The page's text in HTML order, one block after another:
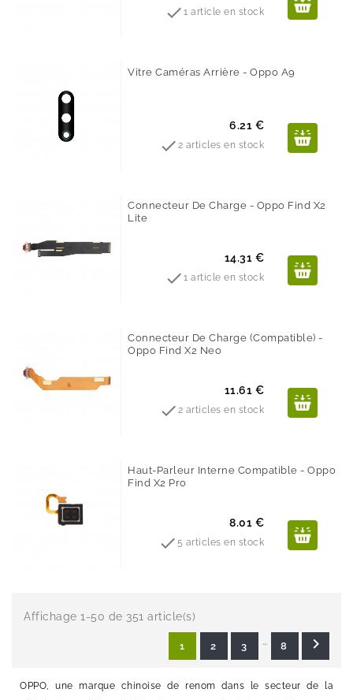
1 article en stock
Vitre Caméras Arrière - Oppo A9
Prix
6.21 €
 2 articles en stock
Connecteur De Charge - Oppo Find X2
Lite
Prix
14.31 €
1 article en stock
Connecteur De Charge (Compatible) -
Oppo Find X2 Neo
Prix
11.61 €
 2 articles en stock
Haut-Parleur Interne Compatible - Oppo
Find X2 Pro
Prix
8.01 €
 5 articles en stock
Affichage 1-50 de 351 article(s)
1 2 3 … 8 
OPPO, une marque chinoise de renom dans le secteur de la